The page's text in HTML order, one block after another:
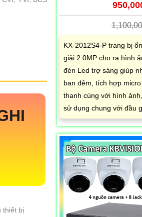
thiết bị
KX-2012S4-P trang bị
giải 2.0MP cho ra hình
đèn Led trợ sáng giúp
ban đêm, tích hợp
thanh cùng với hình
sử dụng chung với đầu